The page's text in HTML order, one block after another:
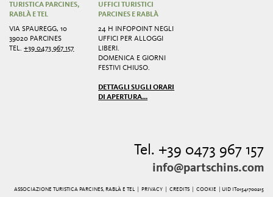
TURISTICA PARCINES,
RABLÀ E TEL
VIA SPAUREGG, 10
39020 PARCINES
TEL.+39 0473 967 157
UFFICI TURISTICI
PARCINES E RABLÀ
24 H INFOPOINT NEGLI
UFFICI PER ALLOGGI
LIBERI.
DOMENICA E GIORNI
FESTIVI CHIUSO.
DETTAGLI SUGLI ORARI
DI APERTURA...
Tel. +39 0473 967 157
info@partschins.com
ASSOCIAZIONE TURISTICA PARCINES, RABLÀ E TEL | PRIVACY| CREDITS| COOKIE | UID IT01541700215